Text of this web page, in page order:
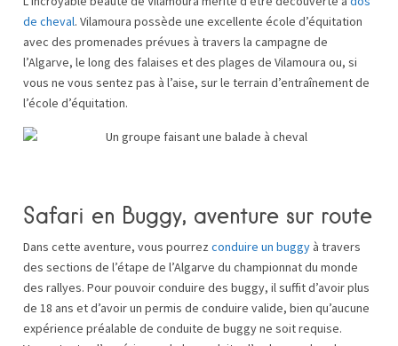
de cheval. Vilamoura possède une excellente école d’équitation
avec des promenades prévues à travers la campagne de
l’Algarve, le long des falaises et des plages de Vilamoura ou, si
vous ne vous sentez pas à l’aise, sur le terrain d’entraînement de
l’école d’équitation.
Safari en Buggy, aventure sur route
Dans cette aventure, vous pourrez conduire un buggy à travers
des sections de l’étape de l’Algarve du championnat du monde
des rallyes. Pour pouvoir conduire des buggy, il suffit d’avoir plus
de 18 ans et d’avoir un permis de conduire valide, bien qu’aucune
expérience préalable de conduite de buggy ne soit requise.